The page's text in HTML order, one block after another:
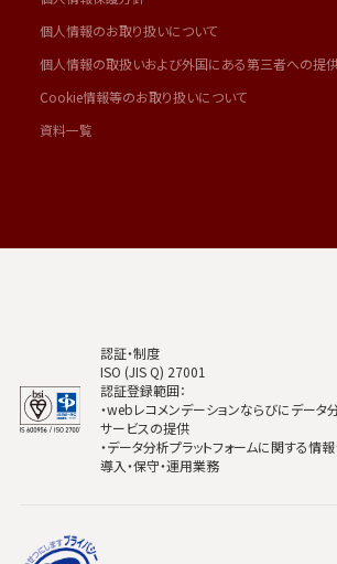
個人情報のお取り扱いについて
個人情報の取扱いおよび外国にある第三者への提
Cookie情報等のお取り扱いについて
資料一覧
認証・制度
ISO (JIS Q) 27001
認証登録範囲：
・webレコメンデーションならびにデー
サービスの提供
・データ分析プラットフォームに関する情
導入・保守・運用業務